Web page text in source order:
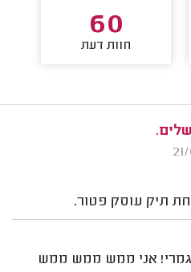
60
חוות דעת
תיק עוסק פטור.
אני ממש ממש ממש